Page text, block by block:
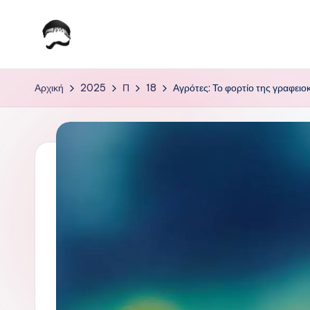
Μετάβαση
Τ
ο
α
Αρχική 2025 Π 18 Αγρότες: Το φορτίο της